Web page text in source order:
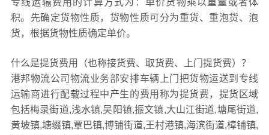
专线运输费用的计算方式为：单价货物乘以重量或者体
积。先确定货物性质，货物性质可分为重货、重泡货、泡
货，根据货物性质确定单价。
什么是提货费用（也称接货费、取货费、上门提货费）？
港邦物流公司物流业务部安排车辆上门把货物运送到专线
运输商进行配载过程中产生的费用称为提货费，提货区域
包括梅录街道,浅水镇,吴阳镇,振文镇,大山江街道,塘尾街道,
黄坡镇,塘缀镇,覃巴镇,博铺街道,王村港镇,海滨街道,樟铺镇,